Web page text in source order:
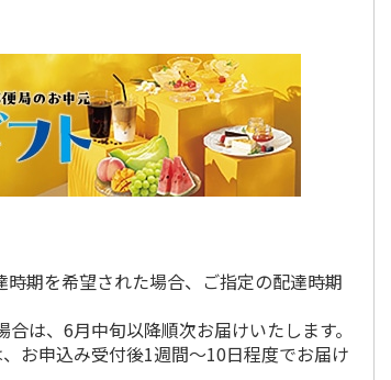
期を希望された場合、ご指定の配達時期
は、6月中旬以降順次お届けいたします。
お申込み受付後1週間～10日程度でお届け